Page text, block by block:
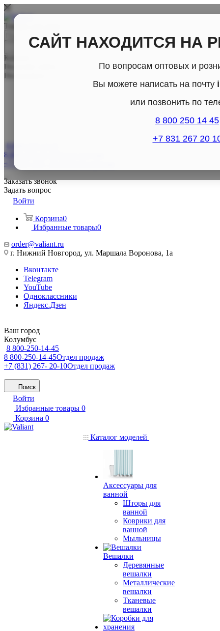
САЙТ НАХОДИТСЯ НА
По вопросам оптовых и
Вы можете написать на почту
или позвонить по
8 800 250 14 45
+7 831 267 20
Товары для дома
Каталог
По всему сайту
По каталогу
8 800-250-14-45
+7 (831) 267- 20-10
Заказать звонок
Задать вопрос
Войти
Корзина0
Избранные товары0
order@valiant.ru
г. Нижний Новгород, ул. Маршала Воронова, 1а
Вконтакте
Telegram
YouTube
Одноклассники
Яндекс.Дзен
Ваш город
Колумбус
8 800-250-14-45
8 800-250-14-45Отдел продаж
+7 (831) 267- 20-10Отдел продаж
Поиск
Войти
Избранные товары 0
Корзина 0
Каталог моделей
Аксессуары для
ванной
Шторы для
ванной
Коврики для
ванной
Мыльницы
Вешалки
Деревянные
вешалки
Металлические
вешалки
Тканевые
вешалки